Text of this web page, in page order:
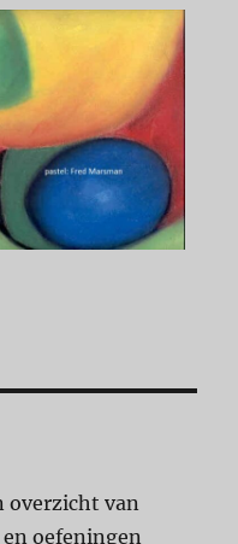
overzicht van
oefeningen